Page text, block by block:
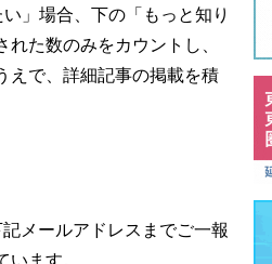
」場合、下の「もっと知り
た数のみをカウントし、
えで、詳細記事の掲載を積
メールアドレスまでご一報